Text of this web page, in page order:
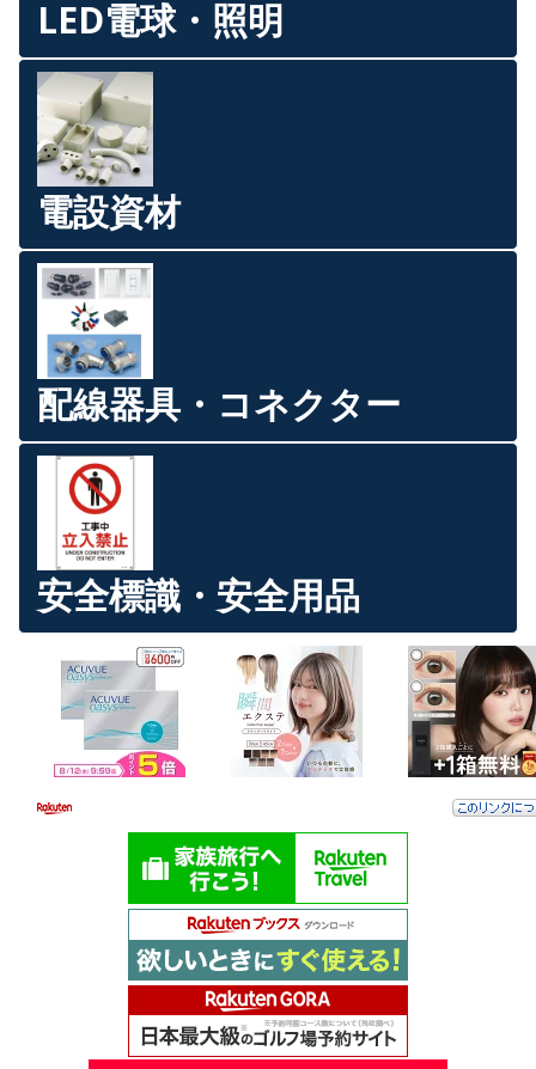
LED電球・照明
電設資材
配線器具・コネクター
安全標識・安全用品